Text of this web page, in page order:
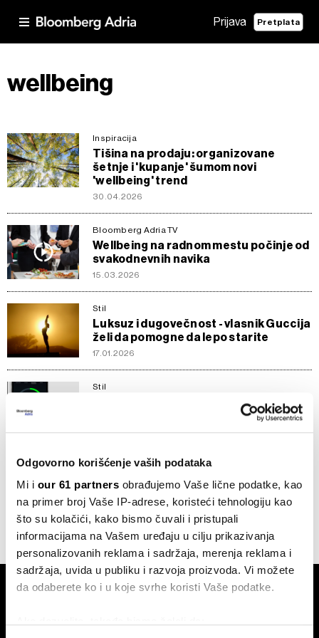
Odgovorno korišćenje vaših podataka
Mi i our 61 partners obrađujemo Vaše lične podatke, kao
na primer broj Vaše IP-adrese, koristeći tehnologiju kao
što su kolačići, kako bismo čuvali i pristupali
informacijama na Vašem uređaju u cilju prikazivanja
personalizovanih reklama i sadržaja, merenja reklama i
sadržaja, uvida u publiku i razvoja proizvoda. Vi možete
da odaberete ko i u koje svrhe koristi Vaše podatke.
Prijava Pretplata
wellbeing
Inspiracija
Tišina na prodaju: organizovane
šetnje i 'kupanje' šumom novi
'wellbeing' trend
30.04.2026
Bloomberg Adria TV
Wellbeing na radnom mestu počinje od
svakodnevnih navika
15.03.2026
Stil
Luksuz i dugovečnost - vlasnik Guccija
želi da pomogne da lepo starite
17.01.2026
Stil
Jeste li u zelenom ili vam hitno treba
odmor? Whoop zna odgovor
15.03.2025
Inspiracija
Kako AI utiče na zdravlje zaposlenih i
produktivnost